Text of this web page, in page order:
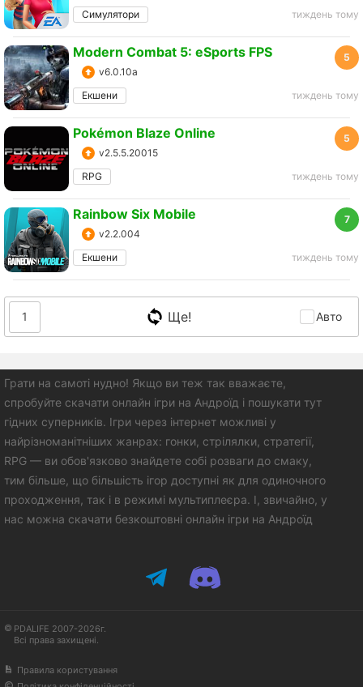
Грати на самоті нудно! Якщо ви теж так вважаєте,
спробуйте скачати онлайн ігри на Андроїд і пошукати тут
гідних суперників. Ігри через інтернет можливі у
найрізноманітніших жанрах: гонки, стрілялки, стратегії,
RPG — ви обов'язково знайдете собі розваги до смаку,
тим більше, що більшість ігор доступні як для одиночного
проходження, так і в режимі мультиплеєра. І, звичайно, у
нас можна скачати безкоштовні онлайн ігри на Андроїд
Симулятори
тиждень тому
5
Modern Combat 5: eSports FPS
v6.0.10a
Екшени
тиждень тому
5
Pokémon Blaze Online
v2.5.5.20015
RPG
тиждень тому
7
Rainbow Six Mobile
v2.2.004
Екшени
тиждень тому
1 Ще! Авто
PDALIFE 2007-2026г.
Всі права захищені.
Правила користування